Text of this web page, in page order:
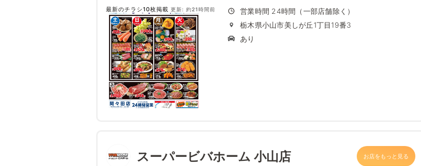
最新のチラシ10枚掲載 更新: 約21時間前
営業時間 24時間（一部店舗除く）
栃木県小山市美しが丘1丁目19番3
あり
スーパービバホーム 小山店 お店をもっと見る